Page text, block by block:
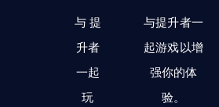
与提
升者
一起
玩
与提升者一
起游戏以增
强你的体
验。